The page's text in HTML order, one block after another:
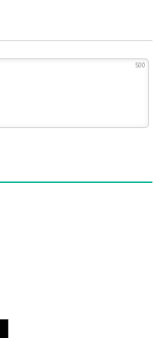
500